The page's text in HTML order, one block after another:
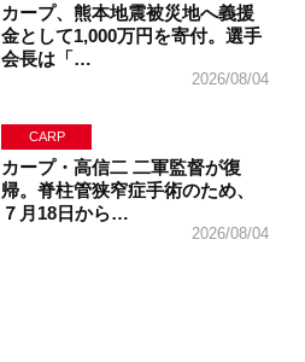
カープ、熊本地震被災地へ義援
金として1,000万円を寄付。選手
会長は「…
2026/08/04
CARP
カープ・高信二 二軍監督が復
帰。脊柱管狭窄症手術のため、
７月18日から…
2026/08/04